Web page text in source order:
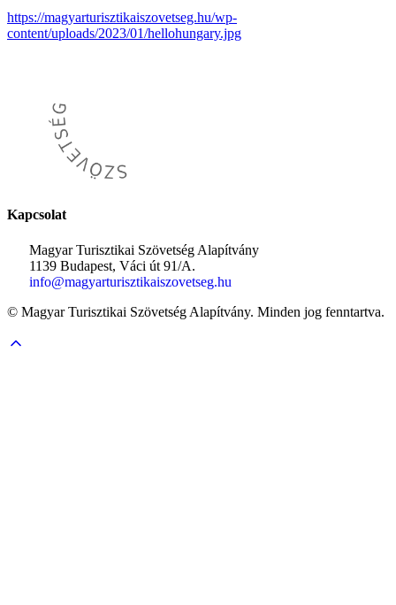
https://magyarturisztikaiszovetseg.hu/wp-
content/uploads/2023/01/hellohungary.jpg
Kapcsolat
Magyar Turisztikai Szövetség Alapítvány
1139 Budapest, Váci út 91/A.
info@magyarturisztikaiszovetseg.hu
© Magyar Turisztikai Szövetség Alapítvány. Minden jog fenntartva.